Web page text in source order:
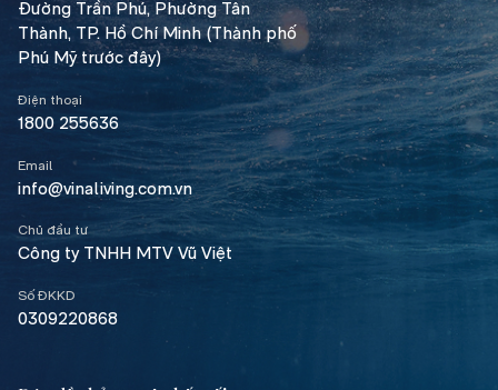
Đường Trần Phú,Phường Tân
Thành, TP. Hồ Chí Minh (Thành phố
Phú Mỹ trước đây)
Điện thoại
1800 255636
Email
info@vinaliving.com.vn
Chủ đầu tư
Công ty TNHH MTV Vũ Việt
Số ĐKKD
0309220868